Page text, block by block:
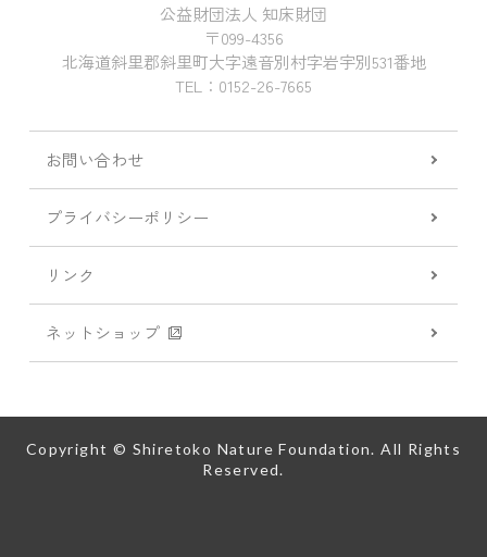
公益財団法人 知床財団
〒099-4356
北海道斜里郡斜里町大字遠音別村字岩宇別531番地
TEL：0152-26-7665
お問い合わせ
プライバシーポリシー
リンク
ネットショップ
Copyright © Shiretoko Nature Foundation. All Rights
Reserved.